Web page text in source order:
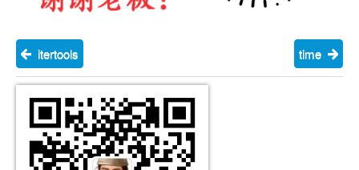
itertools time